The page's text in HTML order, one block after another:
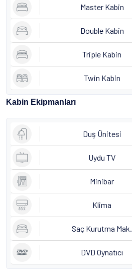
Master Kabin
Double Kabin
Triple Kabin
Twin Kabin
Kabin Ekipmanları
Duş Ünitesi
Uydu TV
Minibar
Klima
Saç Kurutma Mak.
DVD Oynatıcı